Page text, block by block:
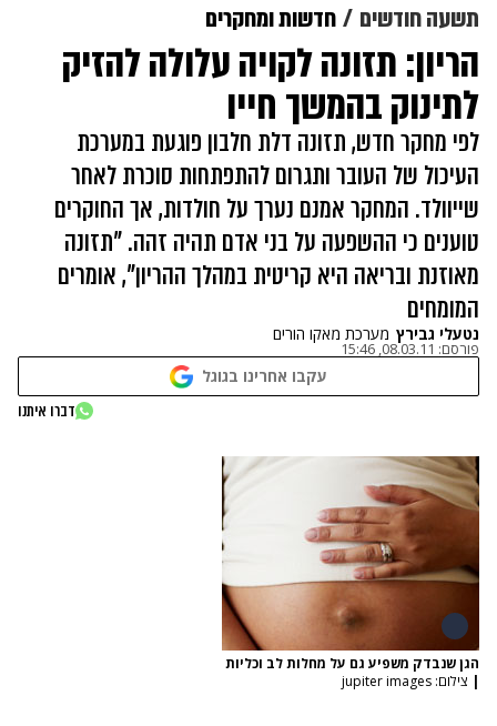
תשעה חודשים חדשות ומחקרים
הריון: תזונה לקויה עלולה להזיק
לתינוק בהמשך חייו
לפי מחקר חדש, תזונה דלת חלבון פוגעת במערכת
העיכול של העובר ותגרום להתפתחות סוכרת לאחר
שייוולד. המחקר אמנם נערך על חולדות, אך החוקרים
טוענים כי ההשפעה על בני אדם תהיה זהה. "תזונה
מאוזנת ובריאה היא קריטית במהלך ההריון", אומרים
המומחים
נטעלי גבירץ מערכת מאקו הורים
פורסם: 08.03.11, 15:46
עקבו אחרינו בגוגל
דברו איתנו
הגן שנבדק משפיע גם על מחלות לב וכליות
| צילום: jupiter images